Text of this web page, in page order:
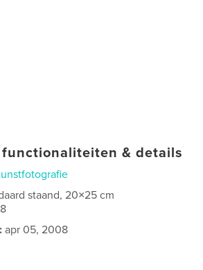
& details
staand, 20×25 cm
apr 05, 2008